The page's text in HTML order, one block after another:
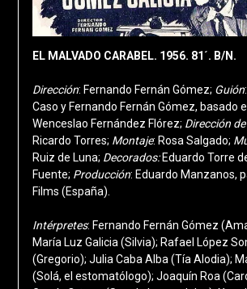
EL MALVADO CARABEL. 1956. 81´. B/N.
Dirección: Fernando Fernán Gómez; Guión
Caso y Fernando Fernán Gómez, basado
Wenceslao Fernández Flórez; Dirección
Ricardo Torres; Montaje: Rosa Salgado;
Ruiz de Luna; Decorados:Eduardo Torre
Fuente; Producción: Eduardo Manzanos,
Films (España).
Intérpretes: Fernando Fernán Gómez
María Luz Galicia (Silvia); Rafael López
(Gregorio); Julia Caba Alba (Tía Alodia);
(Solá, el estomatólogo); Joaquín Roa